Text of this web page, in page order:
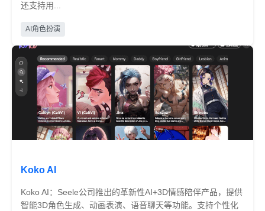
还支持用...
AI角色扮演
Koko AI
Koko AI：Seele公司推出的革新性AI+3D情感陪伴产品，提供
智能3D角色生成、动画表演、语音聊天等功能。支持个性化